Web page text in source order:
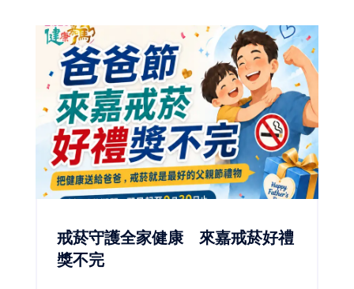
戒菸守護全家健康 來嘉戒菸好禮
獎不完